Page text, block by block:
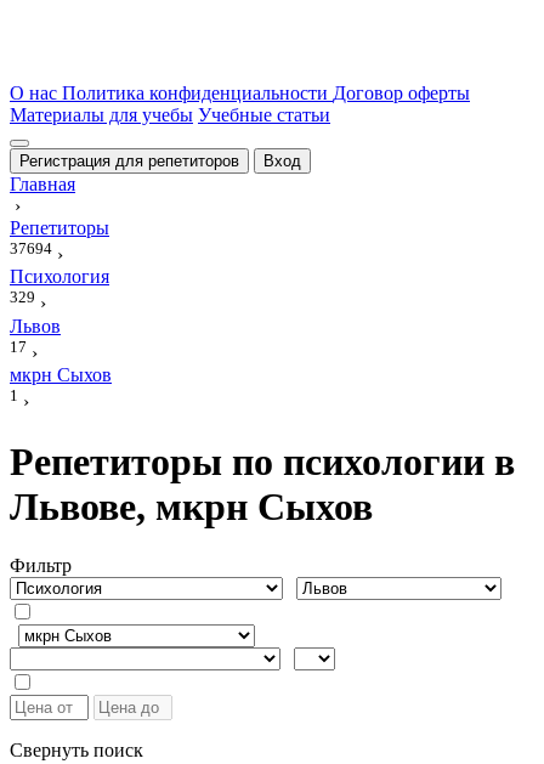
О нас Политика конфиденциальности Договор оферты
Материалы для учебы Учебные статьи
Регистрация для репетиторов Вход
Главная
›
Репетиторы
37694 ›
Психология
329 ›
Львов
17 ›
мкрн Сыхов
1 ›
Репетиторы по психологии в
Львове, мкрн Сыхов
Фильтр
Свернуть поиск